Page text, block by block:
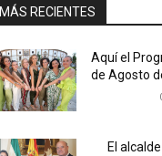
MÁS RECIENTES
Aquí el
de Agosto
El